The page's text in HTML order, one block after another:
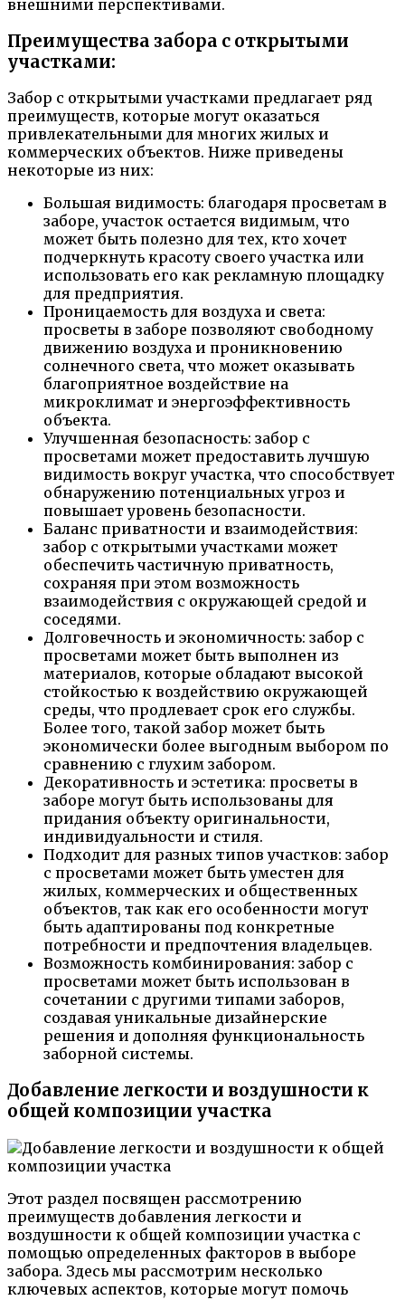
внешними перспективами.
Преимущества забора с открытыми
участками:
Забор с открытыми участками предлагает ряд
преимуществ, которые могут оказаться
привлекательными для многих жилых и
коммерческих объектов. Ниже приведены
некоторые из них:
Большая видимость: благодаря просветам в
заборе, участок остается видимым, что
может быть полезно для тех, кто хочет
подчеркнуть красоту своего участка или
использовать его как рекламную площадку
для предприятия.
Проницаемость для воздуха и света:
просветы в заборе позволяют свободному
движению воздуха и проникновению
солнечного света, что может оказывать
благоприятное воздействие на
микроклимат и энергоэффективность
объекта.
Улучшенная безопасность: забор с
просветами может предоставить лучшую
видимость вокруг участка, что способствует
обнаружению потенциальных угроз и
повышает уровень безопасности.
Баланс приватности и взаимодействия:
забор с открытыми участками может
обеспечить частичную приватность,
сохраняя при этом возможность
взаимодействия с окружающей средой и
соседями.
Долговечность и экономичность: забор с
просветами может быть выполнен из
материалов, которые обладают высокой
стойкостью к воздействию окружающей
среды, что продлевает срок его службы.
Более того, такой забор может быть
экономически более выгодным выбором по
сравнению с глухим забором.
Декоративность и эстетика: просветы в
заборе могут быть использованы для
придания объекту оригинальности,
индивидуальности и стиля.
Подходит для разных типов участков: забор
с просветами может быть уместен для
жилых, коммерческих и общественных
объектов, так как его особенности могут
быть адаптированы под конкретные
потребности и предпочтения владельцев.
Возможность комбинирования: забор с
просветами может быть использован в
сочетании с другими типами заборов,
создавая уникальные дизайнерские
решения и дополняя функциональность
заборной системы.
Добавление легкости и воздушности к
общей композиции участка
Этот раздел посвящен рассмотрению
преимуществ добавления легкости и
воздушности к общей композиции участка с
помощью определенных факторов в выборе
забора. Здесь мы рассмотрим несколько
ключевых аспектов, которые могут помочь